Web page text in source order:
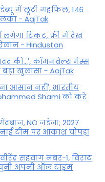
में लूटी महफिल, 146
- AajTak
लगेगा टिकट, फ्री में देख
- Hindustan
की...', कॉमनवेल्थ गेम्स
बड़ा खुलासा - AajTak
आसान नहीं', भारतीय
Shami को करे
NO जडेजा; 2027
टीम पर आकाश चोपड़ा
सहवाग नंबर-1, विराट
चुनी अपनी ऑल टाइम